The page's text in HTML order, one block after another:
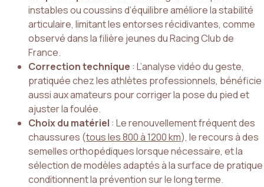
instables ou coussins d’équilibre améliore la stabilité
articulaire, limitant les entorses récidivantes, comme
observé dans la filière jeunes du Racing Club de
France.
Correction technique : L’analyse vidéo du geste,
pratiquée chez les athlètes professionnels, bénéficie
aussi aux amateurs pour corriger la pose du pied et
ajuster la foulée.
Choix du matériel : Le renouvellement fréquent des
chaussures (tous les 800 à 1200 km), le recours à des
semelles orthopédiques lorsque nécessaire, et la
sélection de modèles adaptés à la surface de pratique
conditionnent la prévention sur le long terme.